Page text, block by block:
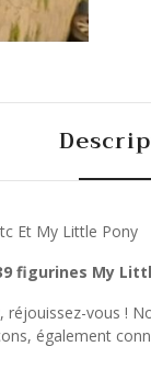
Et My Little Pony
figurines My
vous !
également